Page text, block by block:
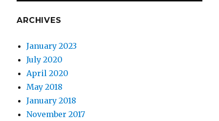
ARCHIVES
January 2023
July 2020
April 2020
May 2018
January 2018
November 2017